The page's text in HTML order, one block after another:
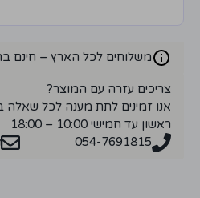
משלוחים לכל הארץ – חינם
צריכים עזרה עם המוצר?
אנו זמינים לתת מענה לכל שאלה
ראשון עד חמישי 10:00 – 18:00
054-7691815